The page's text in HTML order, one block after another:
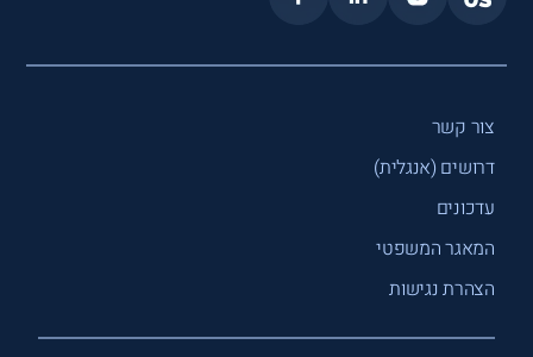
צור קשר
דרושים (אנגלית)
עדכונים
המאגר המשפטי
הצהרת נגישות